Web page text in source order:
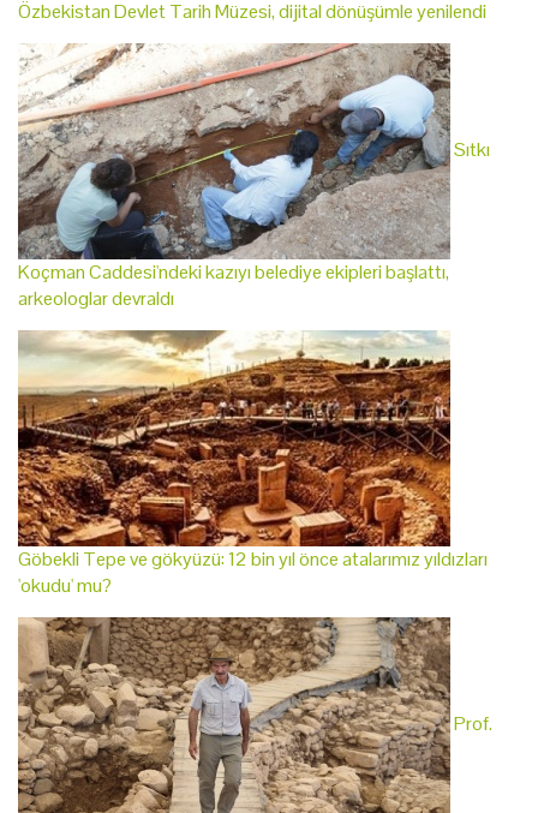
Özbekistan Devlet Tarih Müzesi, dijital dönüşümle yenilendi
Sıtkı
Koçman Caddesi'ndeki kazıyı belediye ekipleri başlattı,
arkeologlar devraldı
Göbekli Tepe ve gökyüzü: 12 bin yıl önce atalarımız yıldızları
'okudu' mu?
Prof.